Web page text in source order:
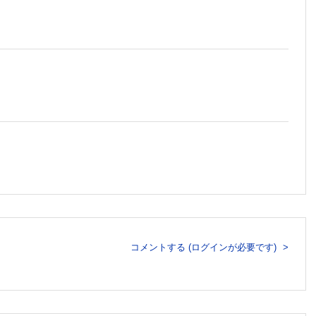
］
，眞杉洋平，久保亜紀子，山本雄広，早川典代，菱木貴子，
コメントする (ログインが必要です)